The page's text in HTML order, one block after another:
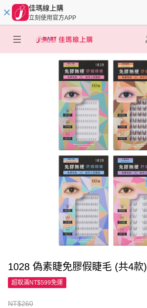
佳瑪線上購
立刻使用官方APP
1028 偽素睫免膠假睫毛 (共4款)
超取滿NT$599免運
NT$260